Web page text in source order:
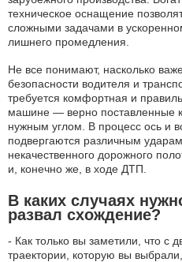
техническое оснащение
сложными задачами в
лишнего промедления.
Не все понимают, насколько
безопасности водителя и
требуется комфортная и
машине — верно поставленные
нужным углом. В процесс ось и
подвергаются различным
некачественного дорожного
и, конечно же, в ходе ДТП.
В каких случаях
развал схождение?
- Как только вы заметили, что с
траектории, которую вы